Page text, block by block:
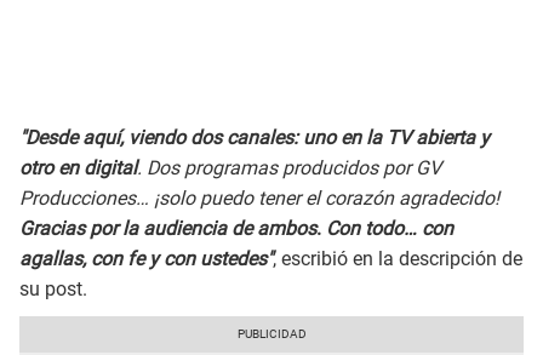
"Desde aquí, viendo dos canales: uno en la TV abierta y
otro en digital. Dos programas producidos por GV
Producciones… ¡solo puedo tener el corazón agradecido!
Gracias por la audiencia de ambos. Con todo… con
agallas, con fe y con ustedes", escribió en la descripción de
su post.